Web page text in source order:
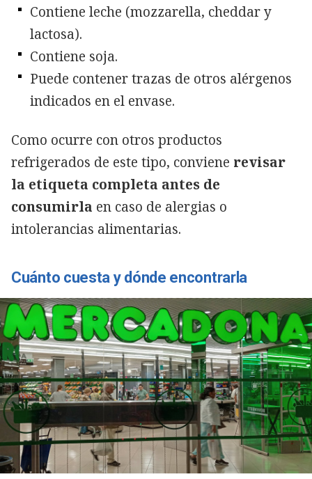
Contiene leche (mozzarella, cheddar y
lactosa).
Contiene soja.
Puede contener trazas de otros alérgenos
indicados en el envase.
Como ocurre con otros productos
refrigerados de este tipo, conviene revisar
la etiqueta completa antes de
consumirla en caso de alergias o
intolerancias alimentarias.
Cuánto cuesta y dónde encontrarla